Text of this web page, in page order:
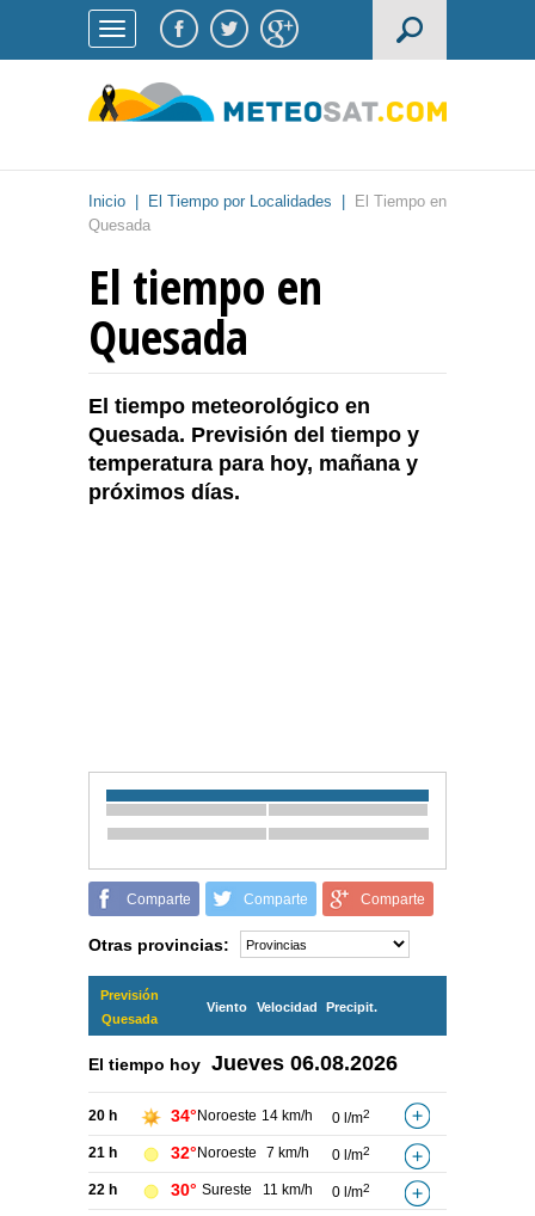
Inicio El Tiempo por Localidades
El Tiempo en
Quesada
El tiempo en
Quesada
El tiempo meteorológico en
Quesada. Previsión del tiempo y
temperatura para hoy, mañana y
próximos días.
Comparte Comparte Comparte
Otras provincias:
Previsión
Quesada
Viento Velocidad Precipit.
El tiempo hoy Jueves 06.08.2026
20 h 34° Noroeste 14 km/h 0 l/m2
21 h 32° Noroeste 7 km/h 0 l/m2
22 h 30° Sureste 11 km/h 0 l/m2